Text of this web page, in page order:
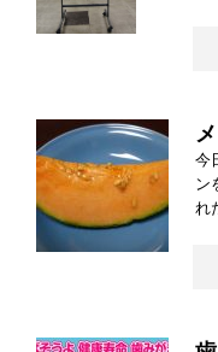
今
ン
れ